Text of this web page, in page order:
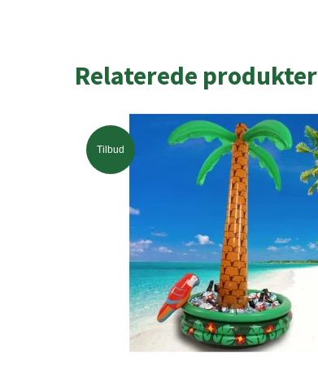
Relaterede produkter
Tilbud